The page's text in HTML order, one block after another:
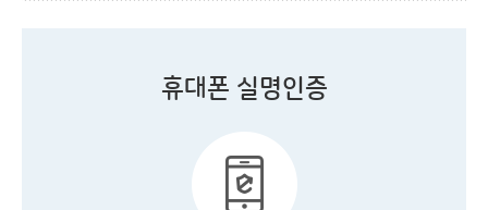
휴대폰 실명인증